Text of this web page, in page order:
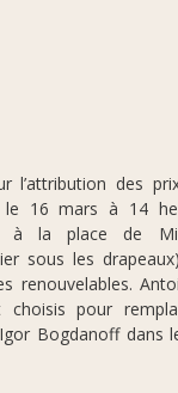
l’attribution des
le 16 mars à 14
à la place de
sous les
renouvelables.
choisis pour
Bogdanoff dans